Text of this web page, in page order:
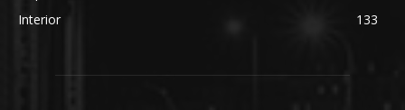
Interior
133